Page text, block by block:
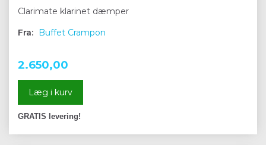
Clarimate klarinet dæmper
Fra: Buffet Crampon
2.650,00
Læg i kurv
GRATIS levering!